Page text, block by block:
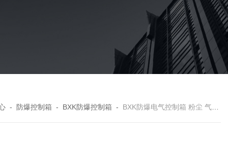
- 防爆控制箱 - BXK防爆控制箱 - BXK防爆电气控制箱 粉尘 气体 防爆配电箱定制